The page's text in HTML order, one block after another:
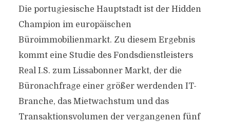
Die portugiesische Hauptstadt ist der Hidden
Champion im europäischen
Büroimmobilienmarkt. Zu diesem Ergebnis
kommt eine Studie des Fondsdienstleisters
Real I.S. zum Lissabonner Markt, der die
Büronachfrage einer größer werdenden IT-
Branche, das Mietwachstum und das
Transaktionsvolumen der vergangenen fünf